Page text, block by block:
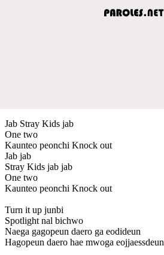
Jab Stray Kids jab
One two
Kaunteo peonchi Knock out
Jab jab
Stray Kids jab jab
One two
Kaunteo peonchi Knock out
Turn it up junbi
Spotlight nal bichwo
Naega gagopeun daero ga eodideun
Hagopeun daero hae mwoga eojjaessdeun